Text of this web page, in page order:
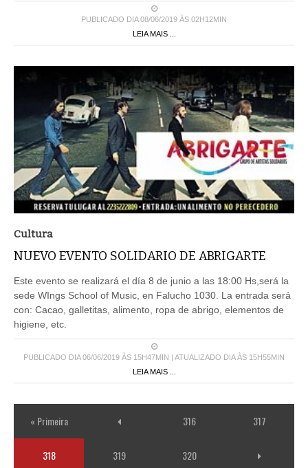
PUBLICADO DIA 08/06/2019 ÀS 02H12MIN
LEIA MAIS ...
Cultura
NUEVO EVENTO SOLIDARIO DE ABRIGARTE
Este evento se realizará el día 8 de junio a las 18:00 Hs,será la
sede WIngs School of Music, en Falucho 1030. La entrada será
con: Cacao, galletitas, alimento, ropa de abrigo, elementos de
higiene, etc.
PUBLICADO DIA 06/06/2019 ÀS 15H47MIN | ATUALIZADO DIA ÀS 15H55MIN
LEIA MAIS ...
« Primeira 316 317
318 319 320